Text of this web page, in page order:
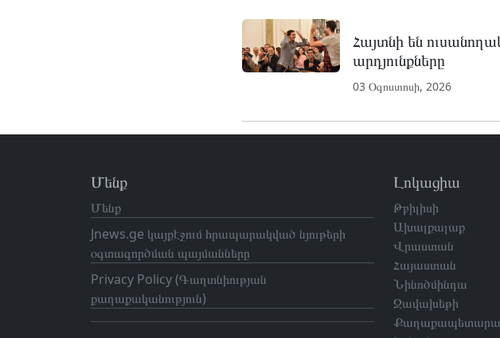
Հայտնի են
արդյունքները
03 Օգոստոսի, 2026
Մենք
Մենք
Jnews.ge կայքէջում հրապարակված նյութերի
օգտագործման պայմանները
Privacy Policy (Գաղտնիության
քաղաքականություն)
Լոկացիա
Թբիլիսի
Ախալքալաք
Վրաստան
Հայաստան
Նինոծմինդա
Ջավախեթի